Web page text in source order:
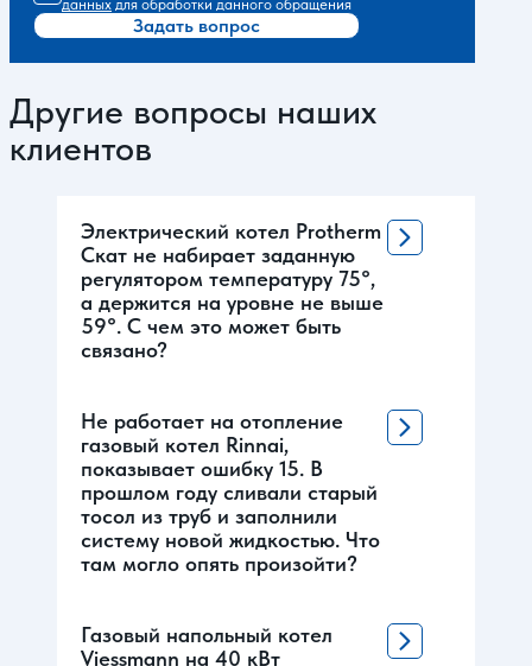
Задать вопрос
Другие вопросы наших
клиентов
Электрический котел Protherm
Скат не набирает заданную
регулятором температуру 75°,
а держится на уровне не выше
59°. С чем это может быть
связано?
Не работает на отопление
газовый котел Rinnai,
показывает ошибку 15. В
прошлом году сливали старый
тосол из труб и заполнили
систему новой жидкостью. Что
там могло опять произойти?
Газовый напольный котел
Viessmann на 40 кВт